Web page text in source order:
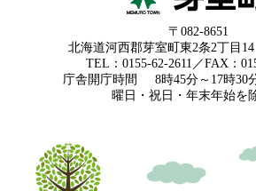
〒082-8651
北海道河西郡芽室町東2条2丁目
TEL：0155-62-2611／FAX：
庁舎開庁時間
8時45分～17時30
曜日・祝日・年末年始を